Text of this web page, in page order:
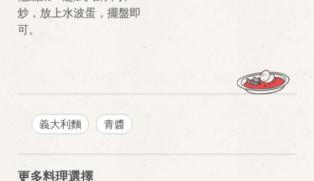
炒，放上水波蛋，擺盤即
可。
義大利麵 青醬
更多料理選擇